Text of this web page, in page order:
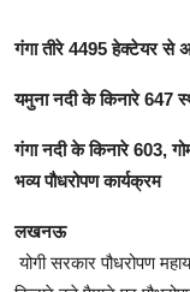
गंगा तीरे 4495 हेक्टेयर से
यमुना नदी के किनारे 647
गंगा नदी के किनारे 603,
भव्य पौधरोपण कार्यक्रम
लखनऊ
योगी सरकार पौधरोपण